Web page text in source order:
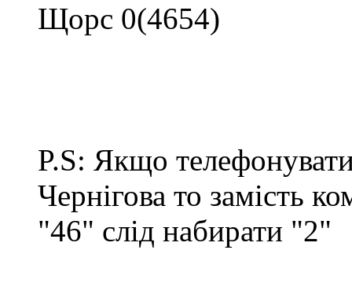
Щорс 0(4654)
P.S: Якщо
Чернігова то замість
"46" слід набирати "2"